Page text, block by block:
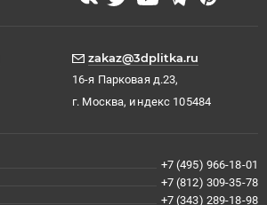
zakaz@3dplitka.ru
16-я Парковая д.23,
г. Москва, индекс 105484
+7 (495) 966-18-01
+7 (812) 309-35-78
+7 (343) 289-18-98